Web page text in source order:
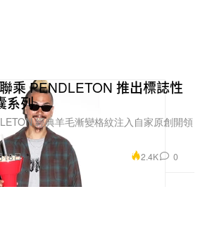
乘 PENDLETON 推出標誌性
系列
經典羊毛漸變格紋注入自家原創開領
18日 2.4K 0